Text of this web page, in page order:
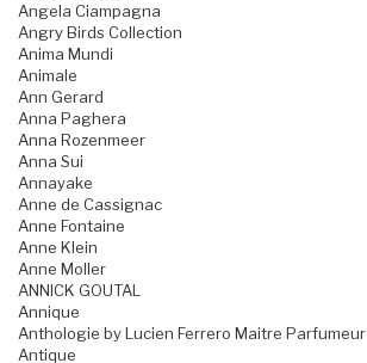
Angela Ciampagna
Angry Birds Collection
Anima Mundi
Animale
Ann Gerard
Anna Paghera
Anna Rozenmeer
Anna Sui
Annayake
Anne de Cassignac
Anne Fontaine
Anne Klein
Anne Moller
ANNICK GOUTAL
Annique
Anthologie by Lucien Ferrero Maitre Parfumeur
Antique